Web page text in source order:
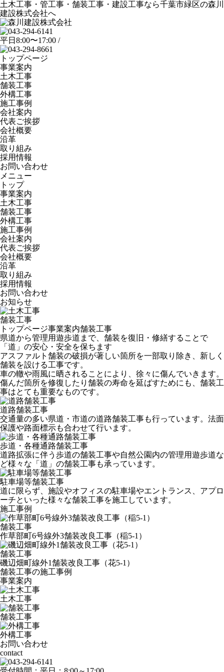
土木工事・管工事・舗装工事・建設工事なら千葉市緑区の森川
建設株式会社へ
平日8:00〜17:00 /
トップページ
事業案内
土木工事
舗装工事
外構工事
施工事例
会社案内
代表ご挨拶
会社概要
沿革
取り組み
採用情報
お問い合わせ
メニュー
トップ
事業案内
土木工事
舗装工事
外構工事
施工事例
会社案内
代表ご挨拶
会社概要
沿革
取り組み
採用情報
お問い合わせ
お知らせ
舗装工事
トップページ事業案内舗装工事
県道から管理用遊歩道まで、舗装を復旧・修繕することで
「道」の安心・安全を保ちます
アスファルト舗装の破損が著しい箇所を一部取り除き、新しく
舗装を設ける工事です。
車の轍や雨風に晒されることにより、徐々に傷んでいきます。
傷んだ箇所を修復したり舗装の寿命を延ばすためにも、舗装工
事はとても重要なものです。
道路舗装工事
交通量の多い県道・市道の道路舗装工事も行っています。法面
保護や路面標示も合わせて行います。
歩道・各種通路舗装工事
道路拡張に伴う歩道の舗装工事や自然公園内の管理用遊歩道な
ど様々な「道」の舗装工事も承っています。
駐車場等舗装工事
道に限らず、施設やオフィスの駐車場やエントランス、アプロ
ーチといった様々な舗装工事を施工しています。
施工事例
舗装工事
作草部町6号線外3舗装改良工事（稲5-1）
舗装工事
磯辺畑町線外1舗装改良工事（花5-1）
舗装工事の施工事例
事業案内
土木工事
舗装工事
外構工事
お問い合わせ
contact